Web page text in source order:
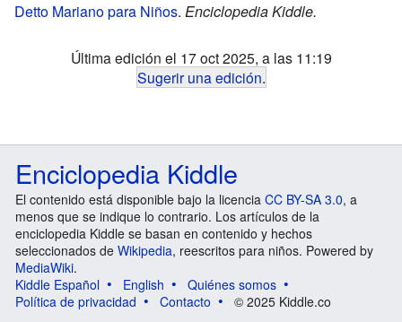
Detto Mariano para Niños. Enciclopedia Kiddle.
Última edición el 17 oct 2025, a las 11:19
Sugerir una edición.
Enciclopedia Kiddle
El contenido está disponible bajo la licencia CC BY-SA 3.0, a
menos que se indique lo contrario. Los artículos de la
enciclopedia Kiddle se basan en contenido y hechos
seleccionados de Wikipedia, reescritos para niños. Powered by
MediaWiki.
Kiddle Español
English
Quiénes somos
Política de privacidad
Contacto © 2025 Kiddle.co